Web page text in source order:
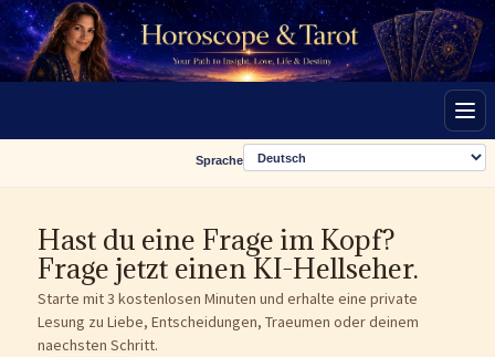
Sprache
Hast du eine Frage im Kopf?
Frage jetzt einen KI-Hellseher.
Starte mit 3 kostenlosen Minuten und erhalte eine private
Lesung zu Liebe, Entscheidungen, Traeumen oder deinem
naechsten Schritt.